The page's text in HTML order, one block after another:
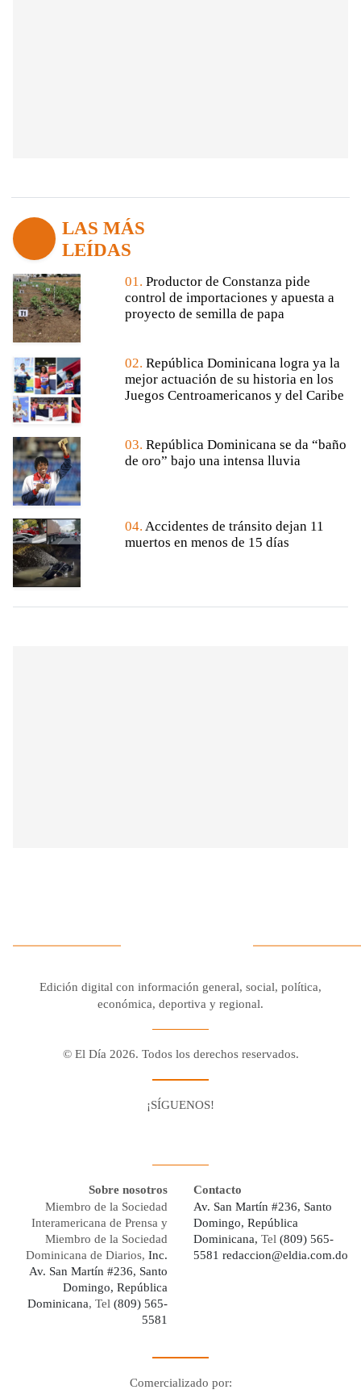
LAS MÁS
LEÍDAS
01. Productor de Constanza pide
control de importaciones y apuesta a
proyecto de semilla de papa
02. República Dominicana logra ya la
mejor actuación de su historia en los
Juegos Centroamericanos y del Caribe
03. República Dominicana se da “baño
de oro” bajo una intensa lluvia
04. Accidentes de tránsito dejan 11
muertos en menos de 15 días
Edición digital con información general, social, política,
económica, deportiva y regional.
© El Día 2026. Todos los derechos reservados.
¡SÍGUENOS!
Sobre nosotros
Miembro de la Sociedad
Interamericana de Prensa y
Miembro de la Sociedad
Dominicana de Diarios, Inc.
Av. San Martín #236, Santo
Domingo, República
Dominicana, Tel (809) 565-
5581
Contacto
Av. San Martín #236, Santo
Domingo, República
Dominicana, Tel (809) 565-
5581 redaccion@eldia.com.do
Comercializado por: